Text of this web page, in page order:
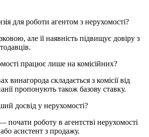
для роботи агентом з нерухомості?
але її наявність підвищує довіру з
працює лише на комісійних?
винагорода складається з комісії від
пропонують також базову ставку.
досвід у нерухомості?
роботу в агентстві нерухомості
асистент з продажу.